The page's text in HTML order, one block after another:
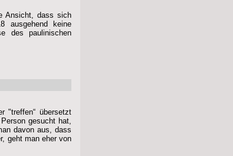
Ansicht, dass sich
ausgehend keine
des paulinischen
"treffen“ übersetzt
gesucht hat,
davon aus, dass
geht man eher von